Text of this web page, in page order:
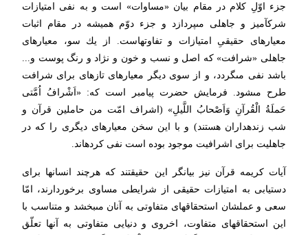
جزء اوّلِ كلام در مقام بیان «مساوات» است و به نفى امتیازات
شرك‏آمیز و جاهلى مى‏پردازد و جزء دوّم همیشه در مقام اثبات
معیارهاى حقیقىِ امتیازات و تفاوت‏هاست. از یك سو، معیارهاى
جاهلى «شرافت» كه اصل و نسب و خون و نژاد و رنگ پوست و...
باشد نفى مى‏گردد، و از سوى دیگر معیارهاى تازه‏اى براى شرافت
طرح مى‏شود. فرمایش حضرت پیامبر است كه: «اَشْرافُ اُمَّتى
حَملَةُ الْقُرآنِ وَاَصْحابُ اللَّیلِ» (اشراف امّت من حاملین قرآن و
شب زنده‏داران هستند) و با این سخن معیارهاى دیگرى را كه در
جاهلیت براى اشرافیت موجود بوده است نفى كرده‏اند.
آیات كریمه قرآن نیز بیانگر این حقیقتند كه هرچند انسانها براى
دستیابى به امتیازات حقیقى از شرایطى مساوى برخوردارند، امّا
سعى و عملشان استحقاقهاى متفاوتى به آنان مى‏بخشد و متناسب با
این استحقاقهاى متفاوت، اخروى و دنیایى متفاوتى به آنها تعلّق